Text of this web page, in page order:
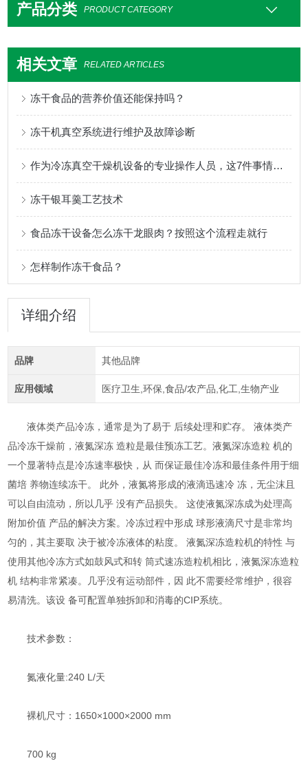
产品分类 PRODUCT CATEGORY
相关文章 RELATED ARTICLES
冻干食品的营养价值还能保持吗？
冻干机真空系统进行维护及故障诊断
作为冷冻真空干燥机设备的专业操作人员，这7件事情一定要注意！
冻干银耳羹工艺技术
食品冻干设备怎么冻干龙眼肉？按照这个流程走就行
怎样制作冻干食品？
详细介绍
品牌 其他品牌
应用领域 医疗卫生,环保,食品/农产品,化工,生物产业
液体类产品冷冻，通常是为了易于 后续处理和贮存。 液体类产
品冷冻干燥前，液氮深冻 造粒是最佳预冻工艺。液氮深冻造粒 机的
一个显著特点是冷冻速率极快，从 而保证最佳冷冻和最佳条件用于细
菌培 养物连续冻干。 此外，液氮将形成的液滴迅速冷 冻，无尘沫且
可以自由流动，所以几乎 没有产品损失。 这使液氮深冻成为处理高
附加价值 产品的解决方案。冷冻过程中形成 球形液滴尺寸是非常均
匀的，其主要取 决于被冷冻液体的粘度。 液氮深冻造粒机的特性 与
使用其他冷冻方式如鼓风式和转 筒式速冻造粒机相比，液氮深冻造粒
机 结构非常紧凑。几乎没有运动部件，因 此不需要经常维护，很容
易清洗。该设 备可配置单独拆卸和消毒的CIP系统。
技术参数：
氮液化量:240 L/天
裸机尺寸：1650×1000×2000 mm
700 kg